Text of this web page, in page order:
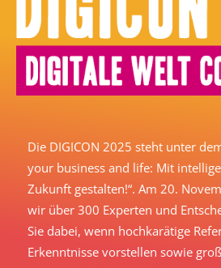
Die DIGICON 2025 steht unter
your business and life: Mit
Zukunft gestalten!“. Am 20.
wir über 300 Experten und
Sie dabei, wenn hochkarätige
Erkenntnisse vorstellen sowie